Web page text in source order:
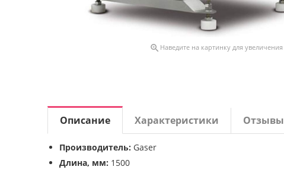
 Наведите на картинку для увеличения
Описание Характеристики Отзывы
Производитель: Gaser
Длина, мм: 1500